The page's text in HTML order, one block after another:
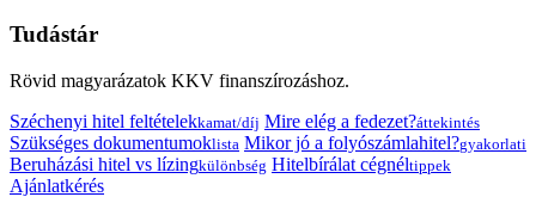
Tudástár
Rövid magyarázatok KKV finanszírozáshoz.
Széchenyi hitel feltételekkamat/díj Mire elég a fedezet?áttekintés
Szükséges dokumentumoklista Mikor jó a folyószámlahitel?gyakorlati
Beruházási hitel vs lízingkülönbség Hitelbírálat cégnéltippek
Ajánlatkérés